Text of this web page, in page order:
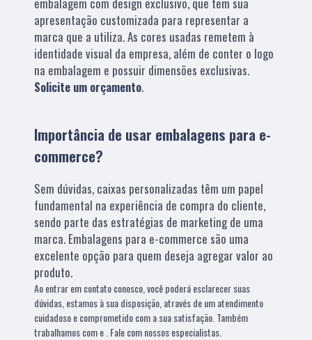
apresentação customizada para representar a
marca que a utiliza. As cores usadas remetem à
identidade visual da empresa, além de conter o logo
na embalagem e possuir dimensões exclusivas.
Solicite um orçamento.
Importância de usar embalagens para e-
commerce?
Sem dúvidas, caixas personalizadas têm um papel
fundamental na experiência de compra do cliente,
sendo parte das estratégias de marketing de uma
marca. Embalagens para e-commerce são uma
excelente opção para quem deseja agregar valor ao
produto.
Ao entrar em contato conosco, você poderá esclarecer suas
dúvidas, estamos à sua disposição, através de um atendimento
cuidadoso e comprometido com a sua satisfação. Também
trabalhamos com e . Fale com nossos especialistas.